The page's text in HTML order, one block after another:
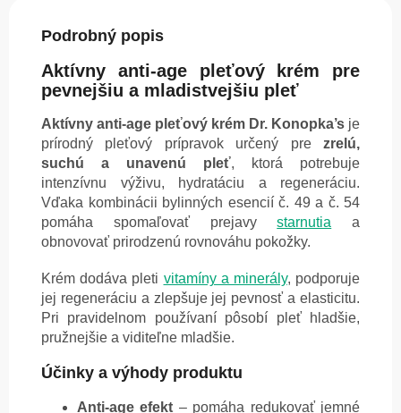
Podrobný popis
Aktívny anti-age pleťový krém pre
pevnejšiu a mladistvejšiu pleť
Aktívny anti-age pleťový krém Dr. Konopka’s je
prírodný pleťový prípravok určený pre zrelú,
suchú a unavenú pleť, ktorá potrebuje
intenzívnu výživu, hydratáciu a regeneráciu.
Vďaka kombinácii bylinných esencií č. 49 a č. 54
pomáha spomaľovať prejavystarnutia a
obnovovať prirodzenú rovnováhu pokožky.
Krém dodáva pleti vitamíny a minerály, podporuje
jej regeneráciu a zlepšuje jej pevnosť a elasticitu.
Pri pravidelnom používaní pôsobí pleť hladšie,
pružnejšie a viditeľne mladšie.
Účinky a výhody produktu
Anti-age efekt – pomáha redukovať jemné